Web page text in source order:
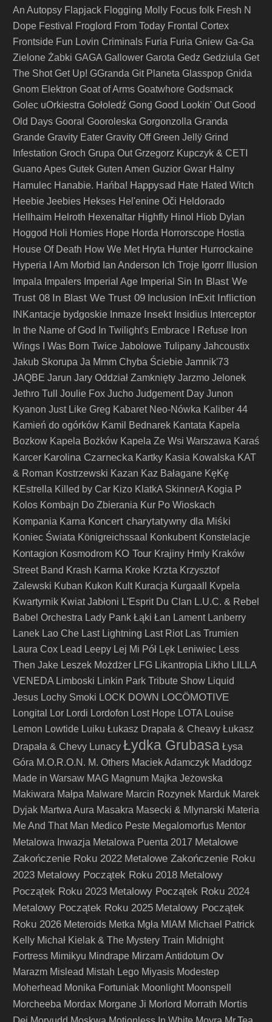
An Autopsy Flapjack Flogging Molly Focus folk Fresh N
Dope Festival
Froglord From Today Frontal Cortex
Frontside Fun Lovin Criminals Furia Furia Gniew Ga-Ga
Zielone Żabki GAGA Gallower Garota Gedz Gedziula Get
The Shot Get Up! GGranda Git Planeta Glasspop Gnida
Gnom Elektron Goat of Arms Goatwhore Godsmack
Golec uOrkiestra Gołoledź Gong Good Lookin' Out Good
Old Days Gooral Gooroleska Gorgonzolla Granda
Grande Gravity Eater Gravity Off Green Jellÿ Grind
Infestation Groch Grupa Out Grzegorz Kupczyk & CETI
Guano Apes Gutek Guten Amen Guzior Gwar Halny
Hamulec Hanabie. Hańba! Happysad Hate Hated Witch
Heebie Jeebies Hekses Hel'enine Oči Heldorado
Hellhaim Helroth Hexenaltar Highfly Hinol Hiob Dylan
Hoggod Holi Homies Hope Horda Horrorscope Hostia
House Of Death How We Met Hryta Hunter Hurrockaine
Hyperia
I Am Morbid Ian Anderson Ich Troje Igorrr
Illusion
Impala Impalers Imperial Age Imperial Sin In Blast We
Trust 08 In Blast We Trust 09 Inclusion InExit Infliction
INKantacje bydgoskie Inmaze Insekt Insidius Interceptor
In the Name of God
In Twilight's Embrace I Refuse Iron
Wings
I Was Born Twice Jabolowe Tulipany Jahcoustix
Jakub Skorupa Ja Mmm Chyba Ściebie Jamnik'73
JAQBE Jarun Jary Oddział Zamknięty Jarzmo Jelonek
Jethro Tull
Joulie Fox Jucho Judgement Day Junon
Kyanon Just Like Greg Kabaret Neo-Nówka Kaliber 44
Kamień do ogórków Kamil Bednarek Kantata Kapela
Bozkow Kapela Bożków Kapela Ze Wsi Warszawa Karaś
Karcer Karolina Czarnecka Kartky Kasia Kowalska KAT
& Roman Kostrzewski Kazan Kaz Bałagane KęKę
KEstrella Killed by Car Kizo KlatkA SkinnerA Kogia P
Kolos Kombajn Do Zbierania Kur Po Wioskach
Kompania Karna Koncert charytatywny dla Miśki
Koniec Świata Königreichssaal Konkubent Konstelacje
Kontagion Kosmodrom KO Tour Krajiny Hmly Kraków
Street Band Krash Karma Kroke Krzta Krzysztof
Zalewski Kuban Kukon Kult Kuracja Kurgaall
Kvpela
Kwartyrnik Kwiat Jabłoni L'Esprit Du Clan L.U.C. & Rebel
Babel Orchestra Lady Pank Łąki Łan Lament Lanberry
Lanek Lao Che Last Lightning Last Riot Las Trumien
Laura Cox Lead Leepy Lej Mi Pół Lęk Leniwiec Less
Then Jake Leszek Możdżer LFG Likantropia Likho LILLA
VENEDA Limboski Linkin Park Tribute Show Liquid
Jesus Lochy Smoki LOCK DOWN LOCÖMOTIVE
Longital Lor Lordi Lordofon Lost Hope LOTA Louise
Lemon Lowtide Luiku Łukasz Drapała & Cheavy Łukasz
Drapała & Chevy Lunacy Łydka Grubasa Łysa
Góra M.O.R.O.N. M. Others Maciek Adamczyk Maddogz
Made in Warsaw MAG Magnum Majka Jeżowska
Makiwara Małpa Malware Marcin Rozynek Marduk Marek
Dyjak Martwa Aura Masakra Masecki & Mlynarski Materia
Me And That Man Medico Peste Megalomorfus Mentor
Metalowa Inwazja Metalowa Puenta 2017 Metalowe
Zakończenie Roku 2022 Metalowe Zakończenie Roku
2023 Metalowy Początek Roku 2018 Metalowy
Początek Roku 2023 Metalowy Początek Roku 2024
Metalowy Początek Roku 2025 Metalowy Początek
Roku 2026 Meteroids Metka Mgła MIAM Michael Patrick
Kelly Michał Kielak & The Mystery Train Midnight
Fortress Mimikyu Mindrape Mirzam Antidotum Ov
Marazm Mislead Mistah Lego Miyasis Modestep
Moherhead Monika Fortuniak Moonlight Moonspell
Morcheeba Mordax Morgane Ji Morlord Morrath Mortis